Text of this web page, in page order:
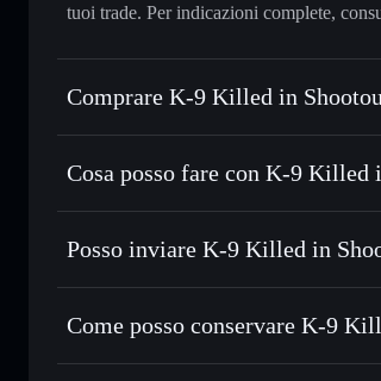
tuoi trade. Per indicazioni complete,
Comprare K-9 Killed in
K-9 Killed in Shootout non è verificato
Cosa posso fare con K-9 Killed
K-9 Killed in Shootout
wallet
Scambiare istantaneamente —
Usare il DCA— applica la strategia
Inviare in modo riservato—
Posso inviare K-9 Killed in
Come posso conservare K-9
K-9